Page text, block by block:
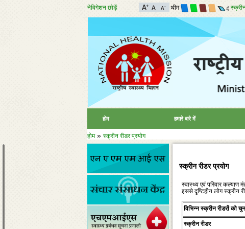
नेविगेशन छोड़ें थीम
होम हमारे बारे में
होम» स्‍क्रीन रीडर प्रयोग
स्‍क्रीन रीडर प्रयोग
स्‍वास्‍थ्‍य एवं परिवार कल्‍याण
इससे दृष्‍टिहीन लोग स्‍क्रीन
विभिन्न स्‍क्रीन रीडरों को
स्‍क्रीन रीडर